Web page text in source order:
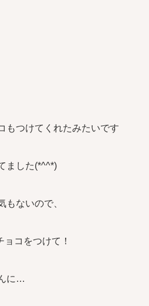
もつけてくれたみたいです
ました(*^^*)
もないので、
コをつけて！
に…